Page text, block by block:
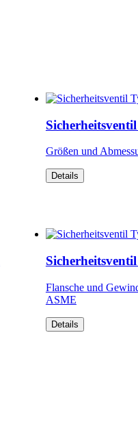
Größen und
Details
Flansche und
ASME
Details